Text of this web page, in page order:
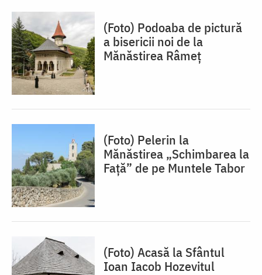
(Foto) Podoaba de pictură
a bisericii noi de la
Mănăstirea Râmeț
(Foto) Pelerin la
Mănăstirea „Schimbarea la
Față” de pe Muntele Tabor
(Foto) Acasă la Sfântul
Ioan Iacob Hozevitul